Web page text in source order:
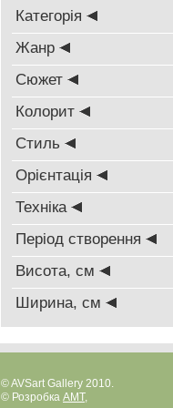
Категорія
Жанр
Сюжет
Колорит
Стиль
Oрієнтація
Техніка
Період створення
Висота, см
Ширина, см
© AVSart Gallery 2010.
© Розробка AMT,